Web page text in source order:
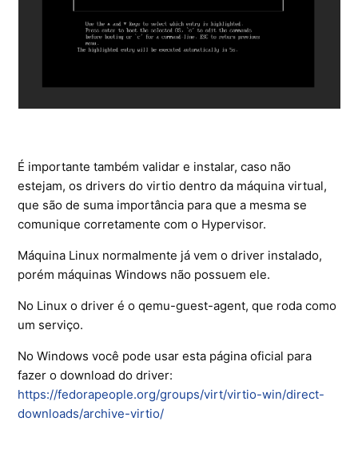
É importante também validar e instalar, caso não
estejam, os drivers do virtio dentro da máquina virtual,
que são de suma importância para que a mesma se
comunique corretamente com o Hypervisor.
Máquina Linux normalmente já vem o driver instalado,
porém máquinas Windows não possuem ele.
No Linux o driver é o qemu-guest-agent, que roda como
um serviço.
No Windows você pode usar esta página oficial para
fazer o download do driver:
https://fedorapeople.org/groups/virt/virtio-win/direct-
downloads/archive-virtio/